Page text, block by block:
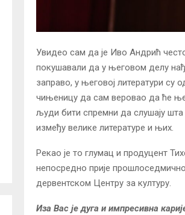
Увидео сам да је Иво Андрић
покушавали да у његовом делу
заправо, у његовој литератури
чињеницу да сам веровао да ће
људи бити спремни да слушају
између велике литературе и њих.
Рекао је то глумац и продуцент
непосредно прије
дервентском Центру за културу.
Иза Вас је дуга и импресивна